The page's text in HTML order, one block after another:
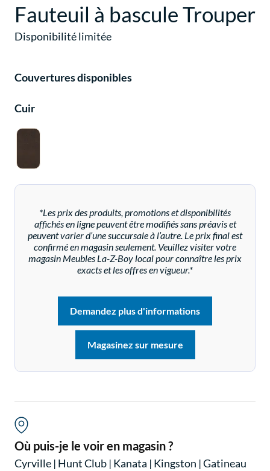
Fauteuil à bascule Trouper
Disponibilité limitée
Couvertures disponibles
Cuir
*Les prix des produits, promotions et disponibilités
affichés en ligne peuvent être modifiés sans préavis et
peuvent varier d’une succursale à l’autre. Le prix final est
confirmé en magasin seulement. Veuillez visiter votre
magasin Meubles La-Z-Boy local pour connaître les prix
exacts et les offres en vigueur.*
Demandez plus d'informations
Magasinez sur mesure
Où puis-je le voir en magasin ?
Cyrville | Hunt Club | Kanata | Kingston |Gatineau